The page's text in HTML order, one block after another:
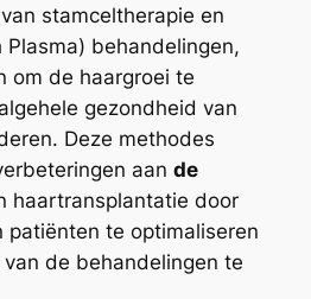
stamceltherapie en
Plasma) behandelingen,
om de haargroei te
gezondheid van
Deze methodes
aan de
haartransplantatie door
patiënten te optimaliseren
de behandelingen te